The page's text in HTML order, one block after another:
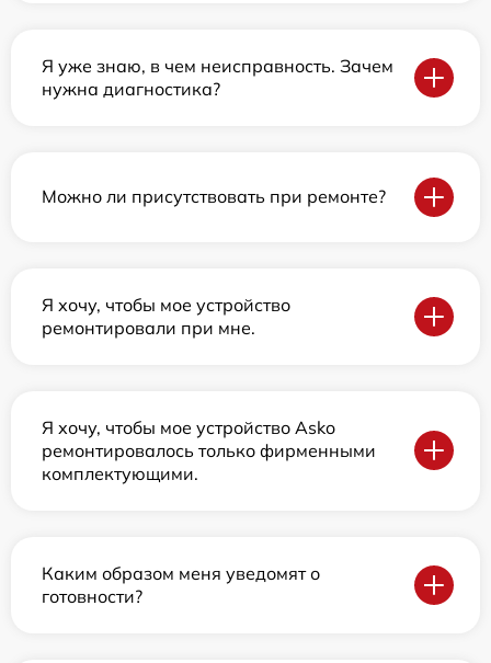
Я уже знаю, в чем неисправность. Зачем
нужна диагностика?
Можно ли присутствовать при ремонте?
Я хочу, чтобы мое устройство
ремонтировали при мне.
Я хочу, чтобы мое устройство Asko
ремонтировалось только фирменными
комплектующими.
Каким образом меня уведомят о
готовности?